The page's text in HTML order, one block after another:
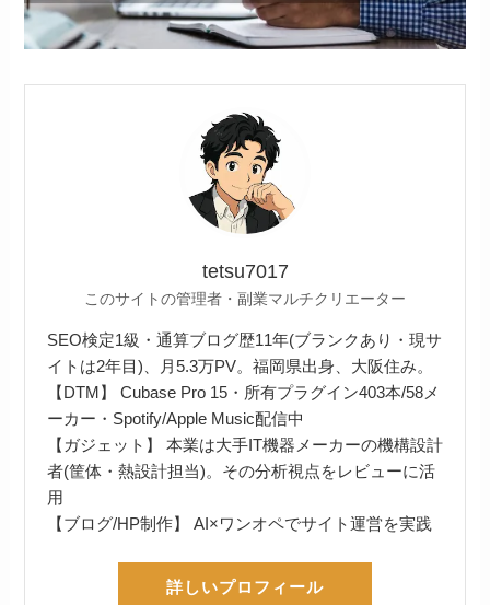
tetsu7017
このサイトの管理者・副業マルチクリエーター
SEO検定1級・通算ブログ歴11年(ブランクあり・現サ
イトは2年目)、月5.3万PV。福岡県出身、大阪住み。
【DTM】 Cubase Pro 15・所有プラグイン403本/58メ
ーカー・Spotify/Apple Music配信中
【ガジェット】 本業は大手IT機器メーカーの機構設計
者(筐体・熱設計担当)。その分析視点をレビューに活
用
【ブログ/HP制作】 AI×ワンオペでサイト運営を実践
詳しいプロフィール